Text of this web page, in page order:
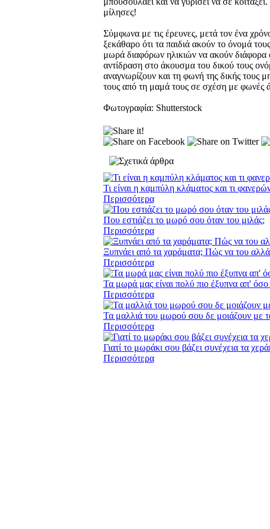
μίλησες!
Σύμφωνα με τις έρευνες, μετά τον ένα
ξεκάθαρο ότι τα παιδιά ακούν το όνομά
μωρά διαφόρων ηλικιών να ακούν διάφορα
αντίδραση στο άκουσμα του δικού τους
αναγνωρίζουν και τη φωνή της δικής τους
τους από τη μαμά τους σε σχέση με φωνές
Φωτογραφία: Shutterstock
Τι είναι η καμπύλη κλάματος και τι
Περισσότερα
Που εστιάζει το μωρό σου όταν του μιλάς;
Περισσότερα
Ξυπνάει από τα χαράματα; Πώς να του
Περισσότερα
Τα μωρά μας είναι πολύ πιο έξυπνα απ' όσο
Περισσότερα
Τα μαλλιά του μωρού σου δε μοιάζουν με
Περισσότερα
Γιατί το μωράκι σου βάζει συνέχεια τα
Περισσότερα